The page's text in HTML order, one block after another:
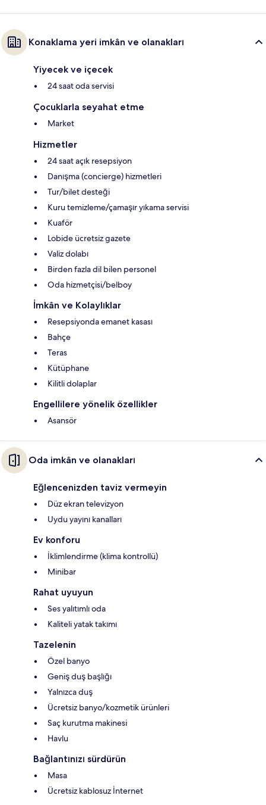
Konaklama yeri imkân ve olanakları
Yiyecek ve içecek
24 saat oda servisi
Çocuklarla seyahat etme
Market
Hizmetler
24 saat açık resepsiyon
Danışma (concierge) hizmetleri
Tur/bilet desteği
Kuru temizleme/çamaşır yıkama servisi
Kuaför
Lobide ücretsiz gazete
Valiz dolabı
Birden fazla dil bilen personel
Oda hizmetçisi/belboy
İmkân ve Kolaylıklar
Resepsiyonda emanet kasası
Bahçe
Teras
Kütüphane
Kilitli dolaplar
Engellilere yönelik özellikler
Asansör
Oda imkân ve olanakları
Eğlencenizden taviz vermeyin
Düz ekran televizyon
Uydu yayını kanalları
Ev konforu
İklimlendirme (klima kontrollü)
Minibar
Rahat uyuyun
Ses yalıtımlı oda
Kaliteli yatak takımı
Tazelenin
Özel banyo
Geniş duş başlığı
Yalnızca duş
Ücretsiz banyo/kozmetik ürünleri
Saç kurutma makinesi
Havlu
Bağlantınızı sürdürün
Masa
Ücretsiz kablosuz İnternet